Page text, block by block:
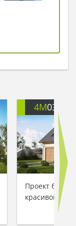
4M035A
Проект
красивой